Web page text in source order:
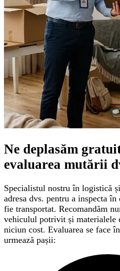
Ne deplasăm
evaluarea mutării
Specialistul nostru în logistică
adresa dvs. pentru a inspecta
fie transportat. Recomandăm
vehiculul potrivit și materialele
niciun cost. Evaluarea se face
urmează pașii: